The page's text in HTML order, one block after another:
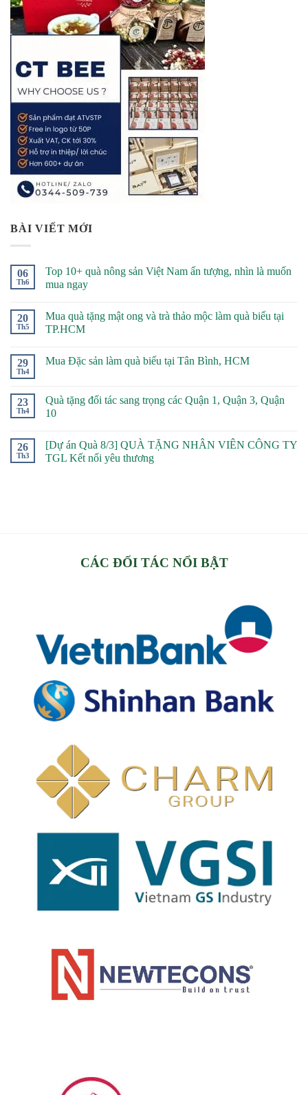
BÀI VIẾT MỚI
06
Th6
Top 10+ quà nông sản Việt Nam ấn tượng, nhìn là muốn
mua ngay
20
Th5
Mua quà tặng mật ong và trà thảo mộc làm quà biếu tại
TP.HCM
29
Th4
Mua Đặc sản làm quà biếu tại Tân Bình, HCM
23
Th4
Quà tặng đối tác sang trọng các Quận 1, Quận 3, Quận
10
26
Th3
[Dự án Quà 8/3] QUÀ TẶNG NHÂN VIÊN CÔNG TY
TGL Kết nối yêu thương
CÁC ĐỐI TÁC NỔI BẬT